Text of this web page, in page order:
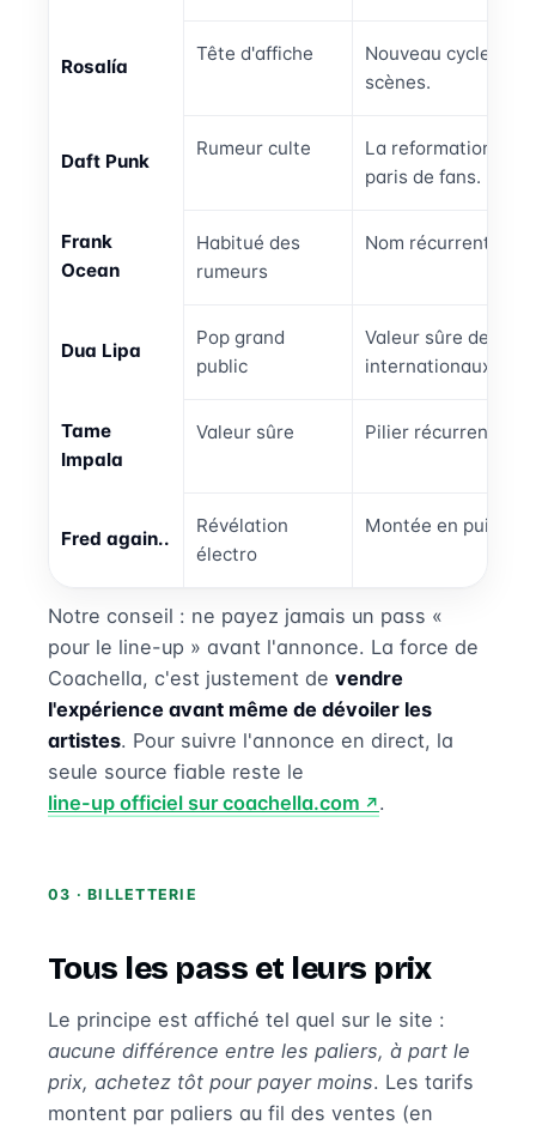
Rosalía
Tête d'affiche
Nouveau cycle
scènes.
Daft Punk
Rumeur culte
La reformation
paris de fans.
Frank
Ocean
Habitué des
rumeurs
Nom récurrent des
Dua Lipa
Pop grand
public
Valeur sûre des
internationaux.
Tame
Impala
Valeur sûre Pilier récurrent de
Fred again..
Révélation
électro
Montée en
Notre conseil : ne payez jamais un pass «
pour le line-up » avant l'annonce. La force de
Coachella, c'est justement de vendre
l'expérience avant même de dévoiler les
artistes. Pour suivre l'annonce en direct, la
seule source fiable reste le
line-up officiel sur coachella.com
.
03 · BILLETTERIE
Tous les pass et leurs prix
Le principe est affiché tel quel sur le site :
aucune différence entre les paliers, à part le
prix, achetez tôt pour payer moins. Les tarifs
montent par paliers au fil des ventes (en